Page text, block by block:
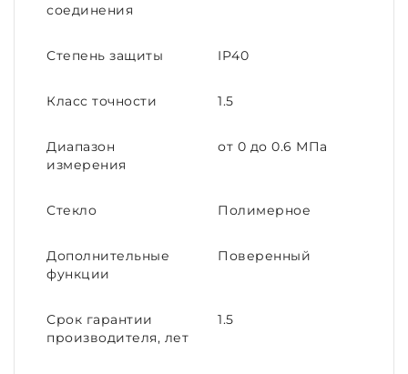
соединения
Степень защиты IP40
Класс точности 1.5
Диапазон
измерения
от 0 до 0.6 МПа
Стекло Полимерное
Дополнительные
функции
Поверенный
Срок гарантии
производителя, лет
1.5